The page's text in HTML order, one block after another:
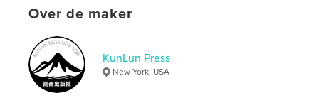
Over de maker
KunLun Press
New York, USA